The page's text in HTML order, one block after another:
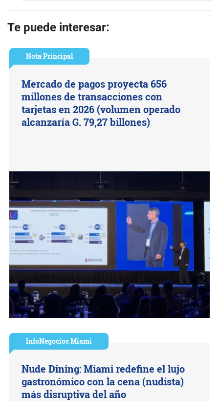
Te puede interesar:
Nota Principal
Mercado de pagos proyecta 656
millones de transacciones con
tarjetas en 2026 (volumen operado
alcanzaría G. 79,27 billones)
InfoNegocios Miami
Nude Dining: Miami redefine el lujo
gastronómico con la cena (nudista)
más disruptiva del año